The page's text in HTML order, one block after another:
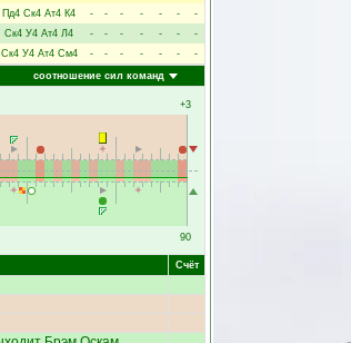
Пд4 Ск4 Ат4 К4 - - - - - -
-
Ск4 У4 Ат4 Л4 - - - - - -
-
Ск4 У4 Ат4 См4 - - - - - -
-
соотношение сил команд
+3
90
Счёт